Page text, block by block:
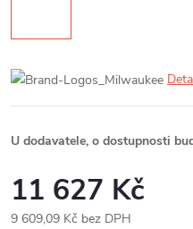
U dodavatele, o dostupnosti
11 627 Kč
9 609,09 Kč bez DPH